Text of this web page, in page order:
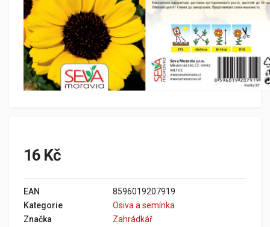
16 Kč
EAN
8596019207919
Kategorie
Osiva a semínka
Značka
Zahrádkář